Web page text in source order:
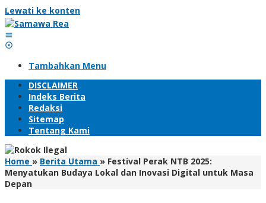
Lewati ke konten
Tambahkan Menu
DISCLAIMER
Indeks Berita
Redaksi
Sitemap
Tentang Kami
Home » Berita Utama » Festival Perak NTB 2025:
Menyatukan Budaya Lokal dan Inovasi Digital untuk Masa
Depan